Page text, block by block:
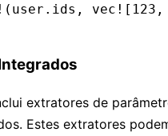
(user . ids, vec! [ 123 ,
extratores de
Estes extratores